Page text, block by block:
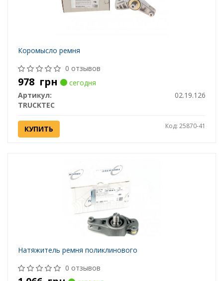
Коромысло ремня
0 отзывов
978 грн
сегодня
Артикул:
02.19.126
TRUCKTEC
КУПИТЬ Код: 25870-41
Натяжитель ремня поликлинового
0 отзывов